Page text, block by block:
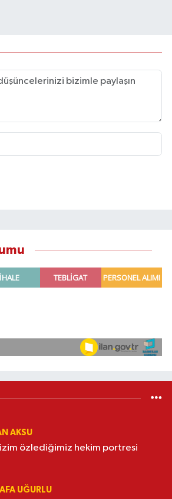
AKSU
özlediğimiz hekim portresi
UĞURLU